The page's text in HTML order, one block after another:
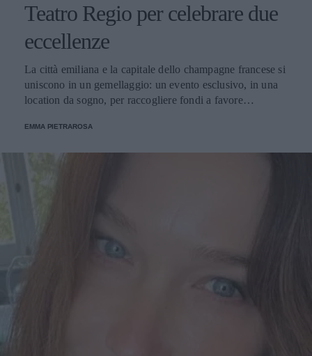
Teatro Regio per celebrare due
eccellenze
La città emiliana e la capitale dello champagne francese si
uniscono in un gemellaggio: un evento esclusivo, in una
location da sogno, per raccogliere fondi a favore
EMMA PIETRAROSA